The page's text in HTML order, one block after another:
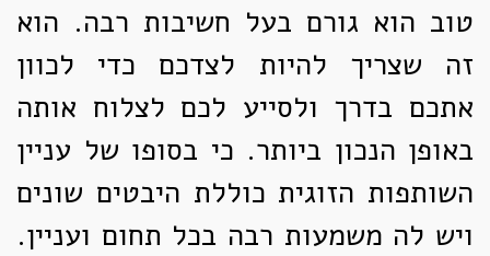
טוב הוא גורם בעל חשיבות רבה. הוא
זה שצריך להיות לצדכם כדי לכוון
אתכם בדרך ולסייע לכם לצלוח אותה
באופן הנכון ביותר. כי בסופו של עניין
השותפות הזוגית כוללת היבטים שונים
ויש לה משמעות רבה בכל תחום ועניין.